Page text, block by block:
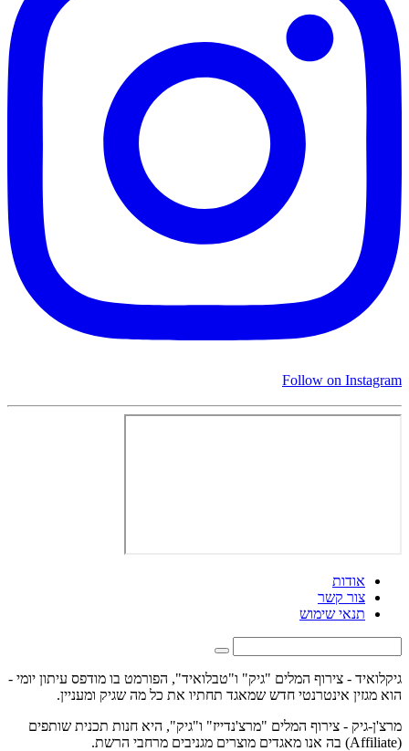
Follow on Instagram
אודות
צור קשר
תנאי שימוש
גיקלואיד - צירוף המלים "גיק" ו"טבלואיד", הפורמט בו מודפס עיתון יומי -
הוא מגזין אינטרנטי חדש שמאגד תחתיו את כל מה שגיק ומעניין.
מרצ'ן-גיק - צירוף המלים "מרצ'נדייז" ו"גיק", היא חנות תכנית שותפים
(Affiliate) בה אנו מאגדים מוצרים מגניבים מרחבי הרשת.